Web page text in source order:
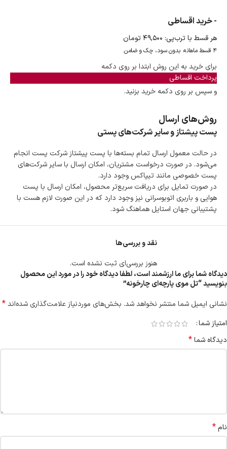
- خرید اقساطی
هر قسط با ترب‌پی: ۴۹,۵۰۰تومان
۴ قسط ماهانه. بدون سود، چک و ضامن.
برای خرید به این روش ابتدا بر روی دکمه
پرداخت اقساطی
و سپس بر روی دکمه خرید بزنید.
روش‌های ارسال
پست پیشتاز و سایر شرکت‌های پستی
در حالت معمول ارسال تمام بسته‌ها با پست پیشتاز شرکت پست انجام
می‌شود. در صورت درخواست مشتریان، امکان ارسال با سایر شرکت‌های
پست خصوصی مانند تیپاکس وجود دارد.
در صورت تمایل برای دریافت سریع‌تر محصول، امکان ارسال با پست
هوایی و باربری اتوبوسرانی نیز وجود دارد که در این صورت لازم هست با
پشتیبانی جهان استایل هماهنگ شود.
نقد و بررسی‌ها
هنوز بررسی‌ای ثبت نشده است.
دیدگاه شما برای ما ارزشمند است، لطفا دیدگاه خود را در مورد این محصول
بنویسید “تل موی پارچه‌ای چارخونه”
نشانی ایمیل شما منتشر نخواهد شد. بخش‌های موردنیاز علامت‌گذاری شده‌اند*
امتیاز شما
دیدگاه شما*
نام*